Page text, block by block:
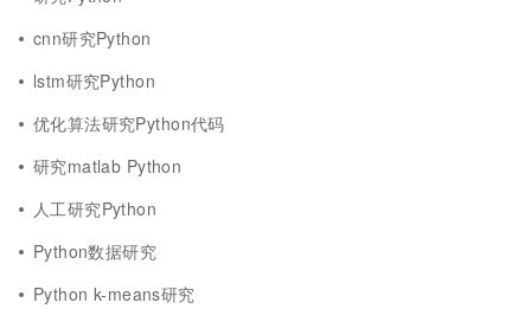
cnn研究Python
lstm研究Python
优化算法研究Python代码
研究matlab Python
人工研究Python
Python数据研究
Python k-means研究